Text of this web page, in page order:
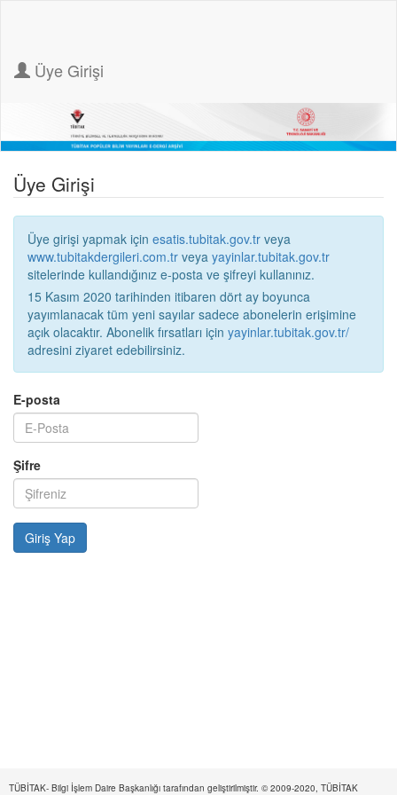
Üye Girişi
Üye Girişi
Üye girişi yapmak için esatis.tubitak.gov.tr veya
www.tubitakdergileri.com.tr veya yayinlar.tubitak.gov.tr
sitelerinde kullandığınız e-posta ve şifreyi kullanınız.
15 Kasım 2020 tarihinden itibaren dört ay boyunca
yayımlanacak tüm yeni sayılar sadece abonelerin erişimine
açık olacaktır. Abonelik fırsatları için yayinlar.tubitak.gov.tr/
adresini ziyaret edebilirsiniz.
E-posta
Şifre
TÜBİTAK- Bilgi İşlem Daire Başkanlığı tarafından geliştirilmiştir. © 2009-2020, TÜBİTAK